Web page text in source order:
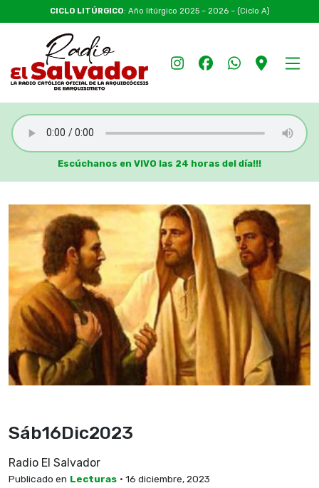
CICLO LITÚRGICO: Año litúrgico 2025 – 2026 – (Ciclo A)
Escúchanos en VIVO las 24 horas del día!!!
Sáb16Dic2023
Radio El Salvador
Publicado en Lecturas • 16 diciembre, 2023